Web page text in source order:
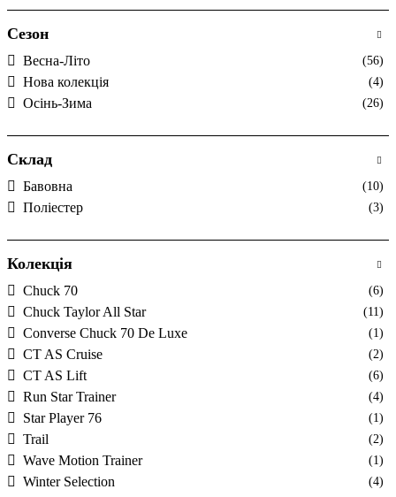
Сезон
Весна-Літо (56)
Нова колекція (4)
Осінь-Зима (26)
Склад
Бавовна (10)
Поліестер (3)
Колекція
Chuck 70 (6)
Chuck Taylor All Star (11)
Converse Chuck 70 De Luxe (1)
CT AS Cruise (2)
CT AS Lift (6)
Run Star Trainer (4)
Star Player 76 (1)
Trail (2)
Wave Motion Trainer (1)
Winter Selection (4)